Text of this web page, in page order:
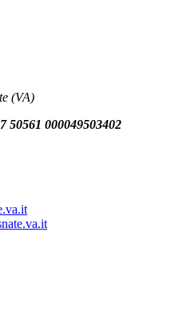
(VA)
50561 000049503402